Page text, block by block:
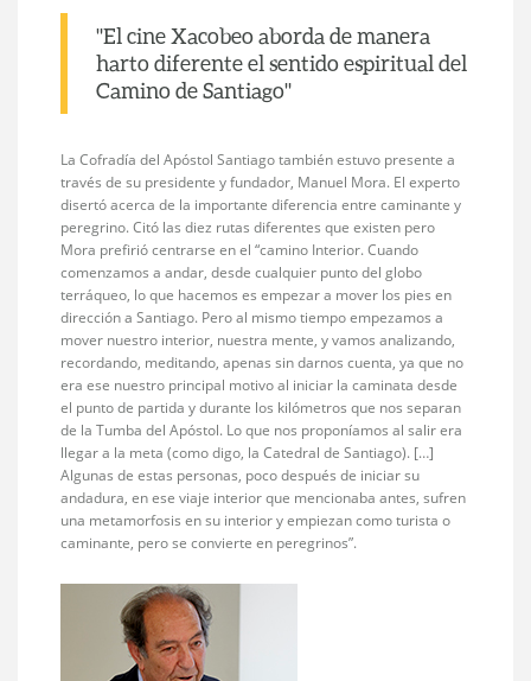
"El cine Xacobeo aborda de manera
harto diferente el sentido espiritual del
Camino de Santiago"
La Cofradía del Apóstol Santiago también estuvo presente a
través de su presidente y fundador, Manuel Mora. El experto
disertó acerca de la importante diferencia entre caminante y
peregrino. Citó las diez rutas diferentes que existen pero
Mora prefirió centrarse en el “camino Interior. Cuando
comenzamos a andar, desde cualquier punto del globo
terráqueo, lo que hacemos es empezar a mover los pies en
dirección a Santiago. Pero al mismo tiempo empezamos a
mover nuestro interior, nuestra mente, y vamos analizando,
recordando, meditando, apenas sin darnos cuenta, ya que no
era ese nuestro principal motivo al iniciar la caminata desde
el punto de partida y durante los kilómetros que nos separan
de la Tumba del Apóstol. Lo que nos proponíamos al salir era
llegar a la meta (como digo, la Catedral de Santiago). […]
Algunas de estas personas, poco después de iniciar su
andadura, en ese viaje interior que mencionaba antes, sufren
una metamorfosis en su interior y empiezan como turista o
caminante, pero se convierte en peregrinos”.